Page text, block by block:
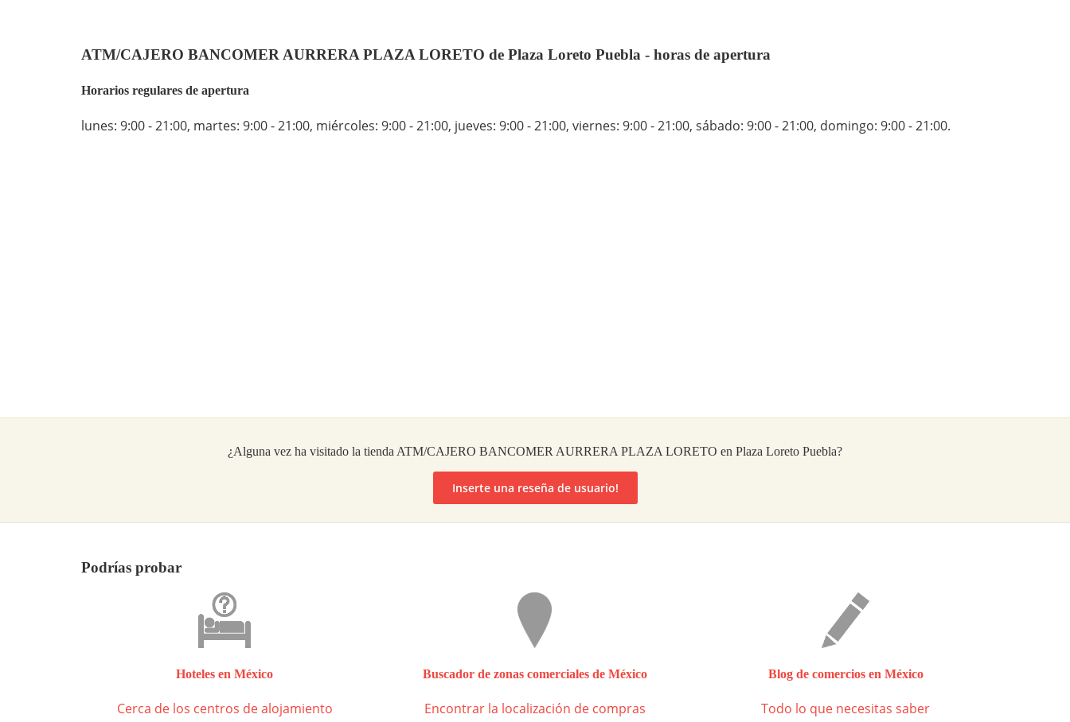
ATM/CAJERO BANCOMER AURRERA PLAZA LORETO de Plaza Loreto Puebla - horas de apertura
Horarios regulares de apertura
lunes: 9:00 - 21:00, martes: 9:00 - 21:00, miércoles: 9:00 - 21:00, jueves: 9:00 - 21:00, viernes: 9:00 - 21:00, sábado: 9:00 - 21:00, domingo: 9:00 - 21:00.
¿Alguna vez ha visitado la tienda ATM/CAJERO BANCOMER AURRERA PLAZA LORETO en Plaza Loreto Puebla?
Inserte una reseña de usuario!
Podrías probar
Hoteles en México
Cerca de los centros de alojamiento
Buscador de zonas comerciales de México
Encontrar la localización de compras
Blog de comercios en México
Todo lo que necesitas saber